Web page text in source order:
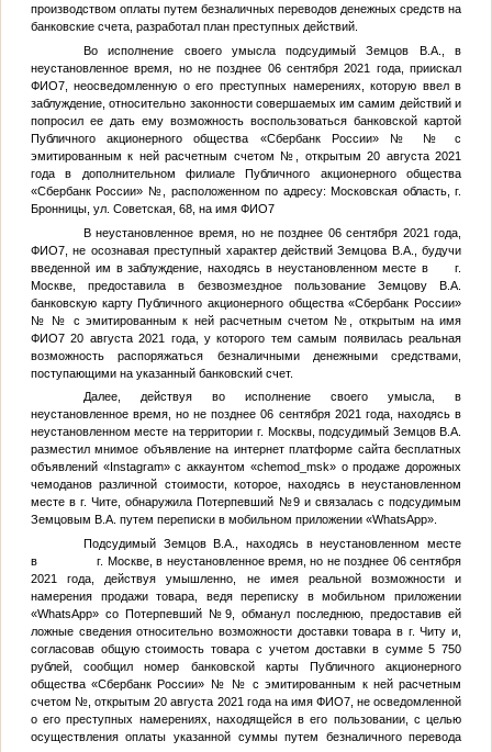
производством оплаты путем безналичных переводов денежных средств на
банковские счета, разработал план преступных действий.
Во исполнение своего умысла подсудимыйЗемцов В.А.
, в
неустановленное время, но не позднее 06 сентября 2021 года, приискал
ФИО7, неосведомленную о его преступных намерениях, которую ввел в
заблуждение, относительно законности совершаемых им самим действий и
попросил ее дать ему возможность воспользоваться банковской картой
Публичного акционерного общества «Сбербанк России» №
№
с
эмитированным к ней расчетным счетом №
, открытым 20 августа 2021
года в дополнительном филиале Публичного акционерного общества
«Сбербанк России» №
, расположенном по адресу: Московская область, г.
Бронницы, ул. Советская, 68, на имя ФИО7
В неустановленное время, но не позднее 06 сентября 2021 года,
ФИО7, не осознавая преступный характер действийЗемцова В.А.
, будучи
введенной им в заблуждение, находясь в неустановленном месте в г.
Москве, предоставила в безвозмездное пользование Земцову В.А.
банковскую карту Публичного акционерного общества «Сбербанк России»
№ № с эмитированным к ней расчетным счетом №
, открытым на имя
ФИО720 августа 2021 года, у которого тем самым появилась реальная
возможность распоряжаться безналичными денежными средствами,
поступающими на указанный банковский счет.
Далее, действуя во исполнение своего умысла, в
неустановленное время, но не позднее 06 сентября 2021 года, находясь в
неустановленном месте на территории г. Москвы, подсудимый Земцов В.А.
разместил мнимое объявление на интернет платформе сайта бесплатных
объявлений «Instagram» с аккаунтом «chemod_msk» о продаже дорожных
чемоданов различной стоимости, которое, находясь в неустановленном
месте в г. Чите, обнаружила Потерпевший №9и связалась с подсудимым
Земцовым В.А. путем переписки в мобильном приложении «WhatsApp».
Подсудимый Земцов В.А.
, находясь в неустановленном месте
в г. Москве, в неустановленное время, но не позднее 06 сентября
2021 года, действуя умышленно, не имея реальной возможности и
намерения продажи товара, ведя переписку в мобильном приложении
«WhatsApp» со Потерпевший №9 , обманул последнюю, предоставив ей
ложные сведения относительно возможности доставки товара в г. Читу и,
согласовав общую стоимость товара с учетом доставки в сумме 5 750
рублей, сообщил номер банковской карты Публичного акционерного
общества «Сбербанк России» № № с эмитированным к ней расчетным
счетом № , открытым 20 августа 2021 года на имя ФИО7, не осведомленной
о его преступных намерениях, находящейся в его пользовании, с целью
осуществления оплаты указанной суммы путем безналичного перевода